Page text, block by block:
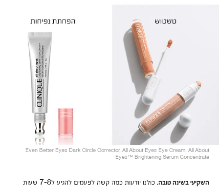
Even Better Eyes Dark Circle Corrector, All About Eyes Eye Cream, All About
Eyes™ Brightening Serum Concentrate
השקיעי בשינה טובה.
כולנו יודעות כמה קשה לפעמים להגיע ל7-8 שעות